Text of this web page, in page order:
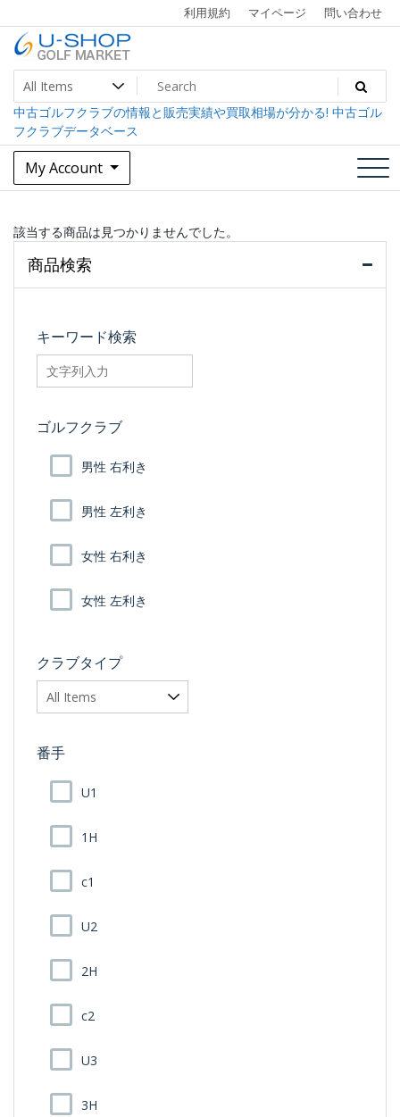
to
content
利用規約 マイページ 問い合わせ
U-SHOP Golf Market dev
中古ゴルフクラブ最大級！U-SHOPゴルフマーケット
中古ゴルフクラブの情報と販売実績や買取相場が分かる! 中古ゴル
フクラブデータベース
My Account
該当する商品は見つかりませんでした。
商品検索
キーワード検索
searchfilter_pro
ゴルフクラブ
男性 右利き
男性 左利き
女性 右利き
女性 左利き
クラブタイプ
番手
U1
1H
c1
U2
2H
c2
U3
3H